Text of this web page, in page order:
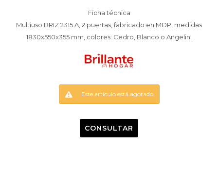
Ficha técnica
Multiuso BRIZ 2315 A, 2 puertas, fabricado en MDP, medidas
1830x550x355 mm, colores: Cedro, Blanco o Angelin.
Este artículo está agotado.
CONSULTAR